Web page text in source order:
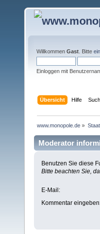
Willkommen Gast . Bitte
Einloggen mit
Übersicht Hilfe
www.monopole.de » Staat
Moderator
Benutzen Sie diese
Bitte beachten Sie,
E-Mail :
Kommentar eingeben